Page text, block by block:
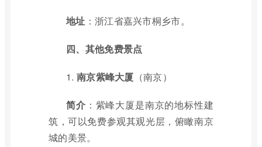
地址 ：浙江省嘉兴市桐乡市。
四、其他免费景点
1. 南京紫峰大厦 （南京）
简介 ：紫峰大厦是南京的地标性建
筑，可以免费参观其观光层，俯瞰南京
城的美景。